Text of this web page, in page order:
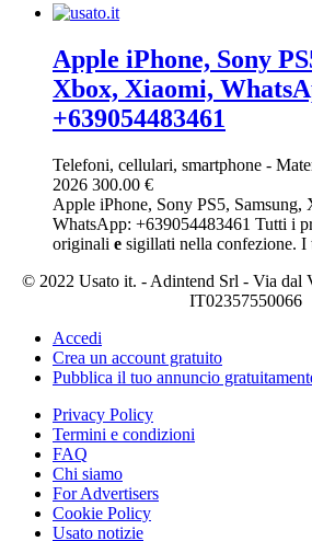
Apple iPhone, Sony
Xbox, Xiaomi,
+639054483461
Telefoni, cellulari, smartphone -
2026 300.00 €
Apple iPhone, Sony PS5,
WhatsApp: +639054483461 Tutti i
originali e sigillati nella confezione. I
© 2022 Usato it. - Adintend Srl - Via dal
IT02357550066
Accedi
Crea un account gratuito
Pubblica il tuo annuncio
Privacy Policy
Termini e condizioni
FAQ
Chi siamo
For Advertisers
Cookie Policy
Usato notizie